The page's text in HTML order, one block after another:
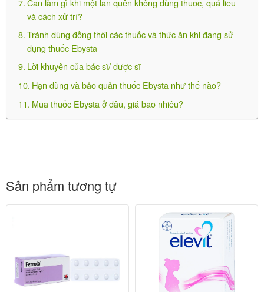
Tác dụng không mong muốn khi dùng
thuốc Ebysta
Dipatin 1mg/ml
305.000₫
-Dị ứng.
-Co thắt phế quản.
Báo cho bác sĩ nếu gặp bất kỳ tác dụng phụ nào
Cần làm gì khi một lần quên không dùng thuốc, quá liều
và cách xử trí?
Tránh dùng đồng thời các thuốc và thức ăn khi đang sử
dụng thuốc Ebysta
Lời khuyên của bác sĩ/ dược sĩ
Hạn dùng và bảo quản thuốc Ebysta như thế nào?
Mua thuốc Ebysta ở đâu, giá bao nhiêu?
Sản phẩm tương tự